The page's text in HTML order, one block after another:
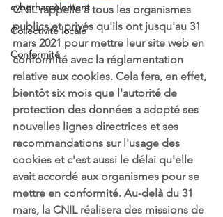
cyberharcèlement
Collectivité locale
Conformité
CNIL rappelle à tous les organismes
publics et privés qu'ils ont jusqu'au 31
mars 2021 pour mettre leur site web en
conformité avec la réglementation
relative aux cookies. Cela fera, en effet,
bientôt six mois que l'autorité de
protection des données a adopté ses
nouvelles lignes directrices et ses
recommandations sur l'usage des
cookies et c'est aussi le délai qu'elle
avait accordé aux organismes pour se
mettre en conformité. Au-delà du 31
mars, la CNIL réalisera des missions de